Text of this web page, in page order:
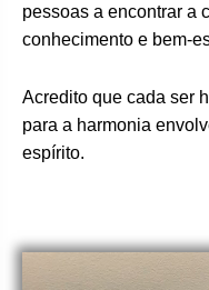
pessoas a encontrar a
conhecimento e bem-
Acredito que cada ser
para a harmonia
espírito.